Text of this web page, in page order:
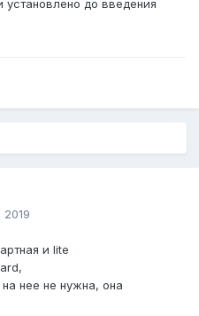
установлено до введения
и lite
нее не нужна, она